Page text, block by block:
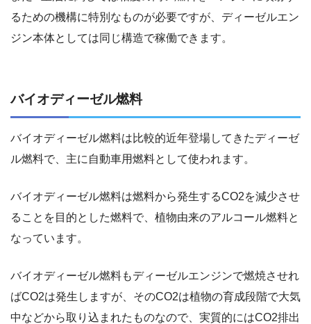
るための機構に特別なものが必要ですが、ディーゼルエン
ジン本体としては同じ構造で稼働できます。
バイオディーゼル燃料
バイオディーゼル燃料は比較的近年登場してきたディーゼ
ル燃料で、主に自動車用燃料として使われます。
バイオディーゼル燃料は燃料から発生するCO2を減少させ
ることを目的とした燃料で、植物由来のアルコール燃料と
なっています。
バイオディーゼル燃料もディーゼルエンジンで燃焼させれ
ばCO2は発生しますが、そのCO2は植物の育成段階で大気
中などから取り込まれたものなので、実質的にはCO2排出